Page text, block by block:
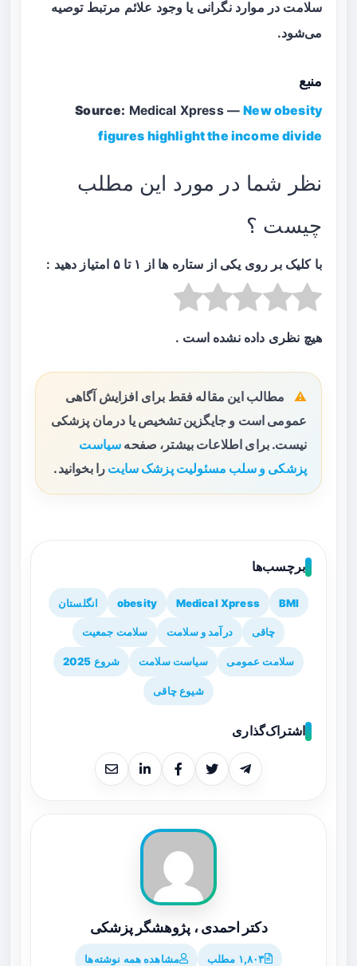
سلامت در موارد نگرانی یا وجود علائم مرتبط توصیه
می‌شود.
منبع
Source: Medical Xpress —New obesity
figures highlight the income divide
نظر شما در مورد این مطلب
چیست ؟
با کلیک بر روی یکی از ستاره ها از ۱ تا ۵ امتیاز دهید :
هیچ نظری داده نشده است .
مطالب این مقاله فقط برای افزایش آگاهی
عمومی است و جایگزین تشخیص یا درمان پزشکی
نیست. برای اطلاعات بیشتر، صفحه سیاست
پزشکی و سلب مسئولیت پزشک سایت را بخوانید.
برچسب‌ها
BMI
Medical Xpress
obesity انگلستان
چاقی درآمد و سلامت سلامت جمعیت
سلامت عمومی سیاست سلامت شروع 2025
شیوع چاقی
اشتراک‌گذاری
دکتر احمدی ، پژوهشگر پزشکی
۱,۸۰۳ مطلب مشاهده همه نوشته‌ها